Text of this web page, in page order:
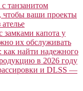
танзанитом
чтобы ваши проекты
замками капота у
их обслуживать
как найти надежного
в 2026 году
и DLSS —